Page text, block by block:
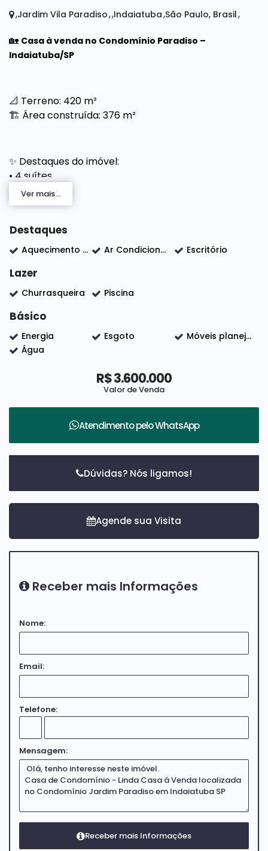
Jardim Vila Paradiso Indaiatuba São Paulo, Brasil
🏡 Casa à venda no Condomínio Paradiso –
Indaiatuba/SP
📐 Terreno: 420 m²
🏗️ Área construída: 376 m²
✨ Destaques do imóvel:
• 4 suítes
• Home Office
• Sala de estar
• Espaço gourmet
• Piscina 10x30
• Móveis planejados
• Ar-condicionado
Um imóvel completo, moderno e pronto para
vida para toda a família.
📲 Entre em contato para mais informações ou
agende sua visita!
Ver mais...
Destaques
Aquecimento Central Ar Condicionado Escritório
Lazer
Churrasqueira Piscina
Básico
Energia Esgoto
Móveis planejados Clean
Água
R$3.600.000
Valor de Venda
Atendimento peloWhatsApp
Dúvidas? Nós ligamos!
Receber mais Informações
Nome:
Email:
Telefone:
Mensagem: